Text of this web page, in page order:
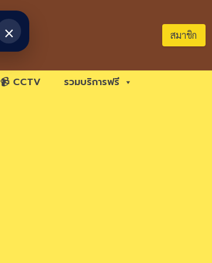
สมาชิก
📹 CCTV รวมบริการฟรี
×